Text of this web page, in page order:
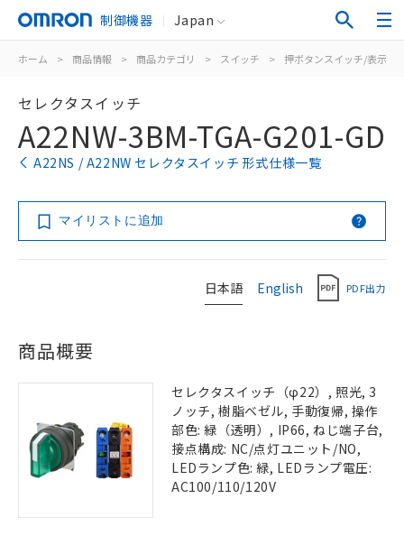
制御機器 Japan
ホーム > 商品情報 > 商品カテゴリ > スイッチ > 押ボタンスイッチ/表示灯
セレクタスイッチ
A22NW-3BM-TGA-G201-GD
A22NS / A22NW セレクタスイッチ 形式仕様一覧
マイリストに追加
日本語 English PDF出力
商品概要
セレクタスイッチ（φ22）, 照光, 3
ノッチ, 樹脂ベゼル, 手動復帰, 操作
部色: 緑（透明）, IP66, ねじ端子台,
接点構成: NC/点灯ユニット/NO,
LEDランプ色: 緑, LEDランプ電圧:
AC100/110/120V